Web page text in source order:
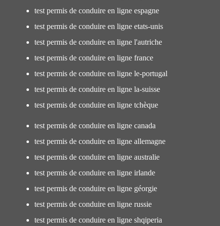
test permis de conduire en ligne espagne
test permis de conduire en ligne etats-unis
test permis de conduire en ligne l'autriche
test permis de conduire en ligne france
test permis de conduire en ligne le-portugal
test permis de conduire en ligne la-suisse
test permis de conduire en ligne tchèque
test permis de conduire en ligne canada
test permis de conduire en ligne allemagne
test permis de conduire en ligne australie
test permis de conduire en ligne irlande
test permis de conduire en ligne géorgie
test permis de conduire en ligne russie
test permis de conduire en ligne shqiperia